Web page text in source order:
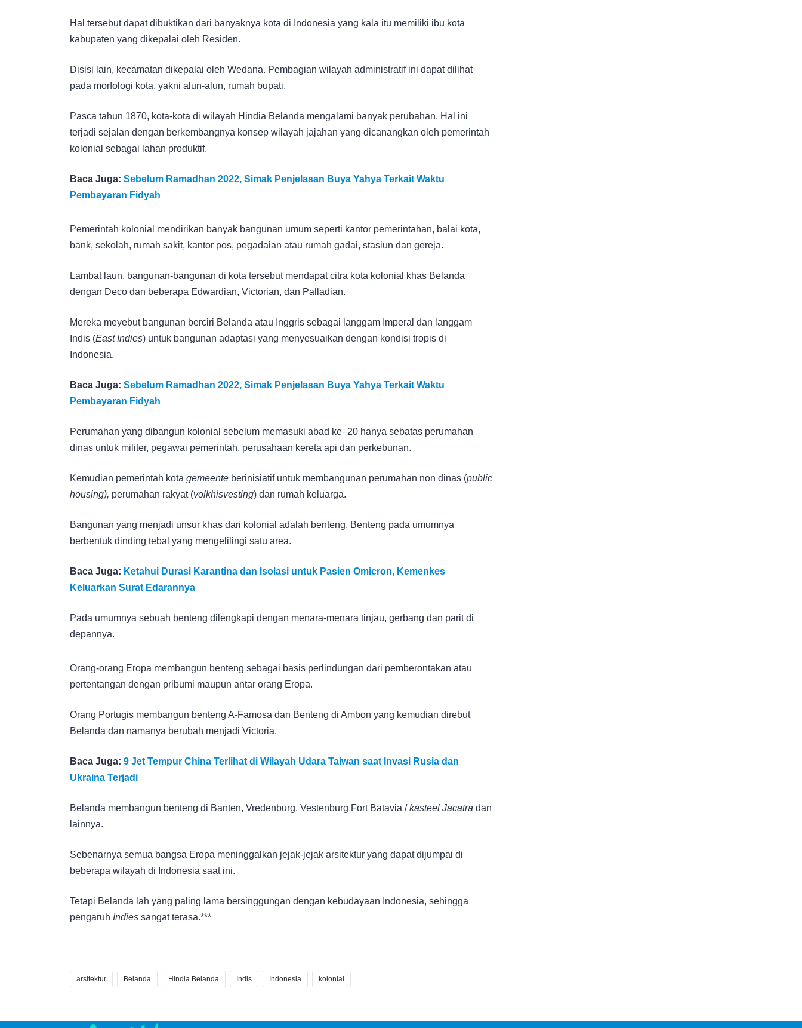
Hal tersebut dapat dibuktikan dari banyaknya kota di Indonesia yang kala itu memiliki ibu kota
kabupaten yang dikepalai oleh Residen.
Disisi lain, kecamatan dikepalai oleh Wedana. Pembagian wilayah administratif ini dapat dilihat
pada morfologi kota, yakni alun-alun, rumah bupati.
Pasca tahun 1870, kota-kota di wilayah Hindia Belanda mengalami banyak perubahan. Hal ini
terjadi sejalan dengan berkembangnya konsep wilayah jajahan yang dicanangkan oleh pemerintah
kolonial sebagai lahan produktif.
Baca Juga: Sebelum Ramadhan 2022, Simak Penjelasan Buya Yahya Terkait Waktu
Pembayaran Fidyah
Pemerintah kolonial mendirikan banyak bangunan umum seperti kantor pemerintahan, balai kota,
bank, sekolah, rumah sakit, kantor pos, pegadaian atau rumah gadai, stasiun dan gereja.
Lambat laun, bangunan-bangunan di kota tersebut mendapat citra kota kolonial khas Belanda
dengan Deco dan beberapa Edwardian, Victorian, dan Palladian.
Mereka meyebut bangunan berciri Belanda atau Inggris sebagai langgam Imperal dan langgam
Indis (East Indies) untuk bangunan adaptasi yang menyesuaikan dengan kondisi tropis di
Indonesia.
Baca Juga: Sebelum Ramadhan 2022, Simak Penjelasan Buya Yahya Terkait Waktu
Pembayaran Fidyah
Perumahan yang dibangun kolonial sebelum memasuki abad ke–20 hanya sebatas perumahan
dinas untuk militer, pegawai pemerintah, perusahaan kereta api dan perkebunan.
Kemudian pemerintah kota gemeente berinisiatif untuk membangunan perumahan non dinas (public
housing), perumahan rakyat (volkhisvesting) dan rumah keluarga.
Bangunan yang menjadi unsur khas dari kolonial adalah benteng. Benteng pada umumnya
berbentuk dinding tebal yang mengelilingi satu area.
Baca Juga: Ketahui Durasi Karantina dan Isolasi untuk Pasien Omicron, Kemenkes
Keluarkan Surat Edarannya
Pada umumnya sebuah benteng dilengkapi dengan menara-menara tinjau, gerbang dan parit di
depannya.
Orang-orang Eropa membangun benteng sebagai basis perlindungan dari pemberontakan atau
pertentangan dengan pribumi maupun antar orang Eropa.
Orang Portugis membangun benteng A-Famosa dan Benteng di Ambon yang kemudian direbut
Belanda dan namanya berubah menjadi Victoria.
Baca Juga: 9 Jet Tempur China Terlihat di Wilayah Udara Taiwan saat Invasi Rusia dan
Ukraina Terjadi
Belanda membangun benteng di Banten, Vredenburg, Vestenburg Fort Batavia /kasteel Jacatra dan
lainnya.
Sebenarnya semua bangsa Eropa meninggalkan jejak-jejak arsitektur yang dapat dijumpai di
beberapa wilayah di Indonesia saat ini.
Tetapi Belanda lah yang paling lama bersinggungan dengan kebudayaan Indonesia, sehingga
pengaruh Indies sangat terasa.***
arsitektur Belanda Hindia Belanda Indis Indonesia kolonial